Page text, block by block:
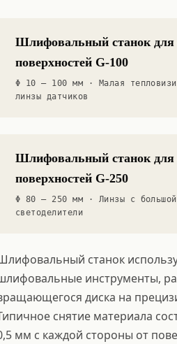
Шлифовальный станок для
поверхностей G-100
Φ 10 – 100 мм · Малая
линзы датчиков
Шлифовальный станок для
поверхностей G-250
Φ 80 – 250 мм · Линзы с большой
светоделители
станок
инструменты,
диска на
снятие материала
мм с каждой стороны от